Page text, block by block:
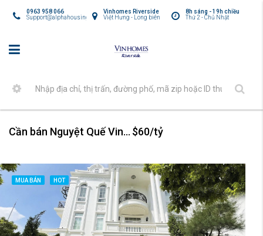
8h sáng - 19h chiều
Thứ 2 - Chủ Nhật
Vinhomes Riverside
Việt Hưng - Long biên
0963 958 066
Support@alphahousing.vn
Cần bán Nguyệt Quế Vinhomes Harmony $60/tỷ
MUA BÁN HOT